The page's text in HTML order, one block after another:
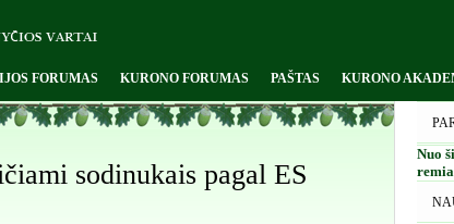
FORUMAS KURONO FORUMAS PAŠTAS KURONO
sodinukais pagal ES
Nuo